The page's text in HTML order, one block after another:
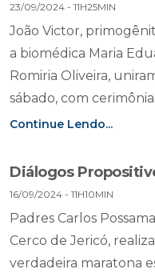
23/09/2024 - 11H25MIN
João Victor,
a biomédica Maria
Romiria Oliveira,
sábado, com
Continue Lendo...
Diálogos
16/09/2024 - 11H10MIN
Padres Carlos
Cerco de Jericó,
verdadeira maratona